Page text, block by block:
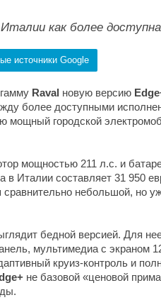
как более
источники Google
Raval новую версию
более доступными
мощный городской
мощностью 211 л.с. и
в Италии составляет 31 950
небольшой, но
бедной версией. Для
мультимедиа с экраном
круиз-контроль и
не базовой «ценовой